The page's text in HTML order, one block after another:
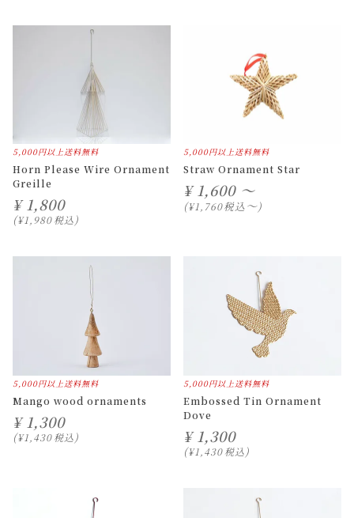
5,000円以上送料無料
Horn Please Wire Ornament
Greille
¥ 1,800
¥1,980税込
5,000円以上送料無料
Straw Ornament Star
¥ 1,600 ～
¥1,760税込〜
5,000円以上送料無料
Mango wood ornaments
¥ 1,300
¥1,430税込
5,000円以上送料無料
Embossed Tin Ornament
Dove
¥ 1,300
¥1,430税込